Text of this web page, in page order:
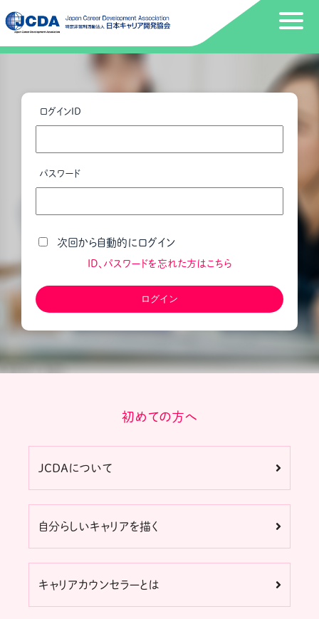
ログインID
パスワード
次回から自動的にログイン
ID、パスワードを忘れた方はこちら
初めての方へ
JCDAについて
自分らしいキャリアを描く
キャリアカウンセラーとは